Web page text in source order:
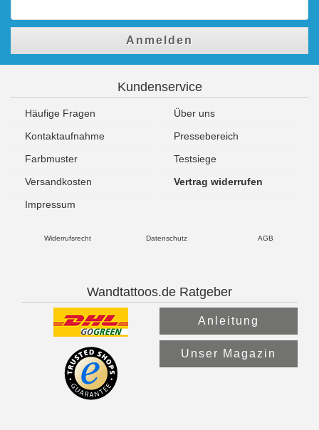
Anmelden
Kundenservice
Häufige Fragen
Über uns
Kontaktaufnahme
Pressebereich
Farbmuster
Testsiege
Versandkosten
Vertrag widerrufen
Impressum
Widerrufsrecht Datenschutz AGB
Wandtattoos.de Ratgeber
Anleitung
Unser Magazin